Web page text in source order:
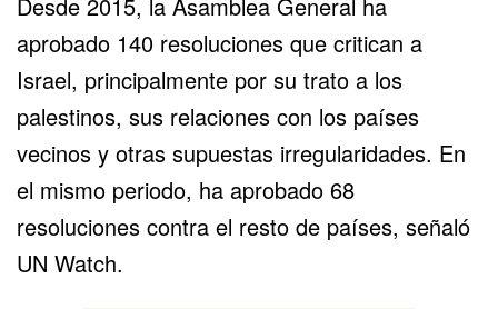
aprobado 140 resoluciones que critican a
Israel, principalmente por su trato a los
palestinos, sus relaciones con los países
vecinos y otras supuestas irregularidades. En
el mismo periodo, ha aprobado 68
resoluciones contra el resto de países, señaló
UN Watch.